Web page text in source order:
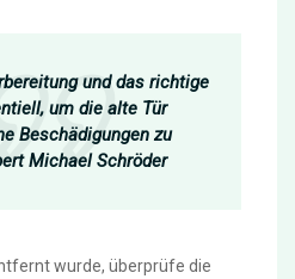
und das richtige
um die alte Tür
Beschädigungen zu
Michael Schröder
wurde, überprüfe die